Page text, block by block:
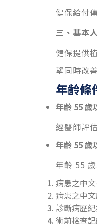
健保給付
三、基本
健保提供
望同時改
年齡條
年齡 55 歲
經醫師評
年齡 55 歲
年齡 55
病患之中
病患之中
診斷病歷
術前檢查